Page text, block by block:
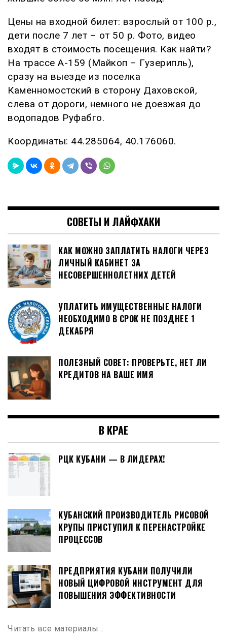
Цены на входной билет: взрослый от 100 р.,
дети после 7 лет – от 50 р. Фото, видео
входят в стоимость посещения. Как найти?
На трассе А-159 (Майкоп – Гузерипль),
сразу на выезде из поселка
Каменномостский в сторону Даховской,
слева от дороги, немного не доезжая до
водопадов Руфабго.
Координаты: 44.285064, 40.176060.
СОВЕТЫ И ЛАЙФХАКИ
КАК МОЖНО ЗАПЛАТИТЬ НАЛОГИ ЧЕРЕЗ
ЛИЧНЫЙ КАБИНЕТ ЗА
НЕСОВЕРШЕННОЛЕТНИХ ДЕТЕЙ
УПЛАТИТЬ ИМУЩЕСТВЕННЫЕ НАЛОГИ
НЕОБХОДИМО В СРОК НЕ ПОЗДНЕЕ 1
ДЕКАБРЯ
ПОЛЕЗНЫЙ СОВЕТ: ПРОВЕРЬТЕ, НЕТ ЛИ
КРЕДИТОВ НА ВАШЕ ИМЯ
В КРАЕ
РЦК КУБАНИ — В ЛИДЕРАХ!
КУБАНСКИЙ ПРОИЗВОДИТЕЛЬ РИСОВОЙ
КРУПЫ ПРИСТУПИЛ К ПЕРЕНАСТРОЙКЕ
ПРОЦЕССОВ
ПРЕДПРИЯТИЯ КУБАНИ ПОЛУЧИЛИ
НОВЫЙ ЦИФРОВОЙ ИНСТРУМЕНТ ДЛЯ
ПОВЫШЕНИЯ ЭФФЕКТИВНОСТИ
Читать все материалы…